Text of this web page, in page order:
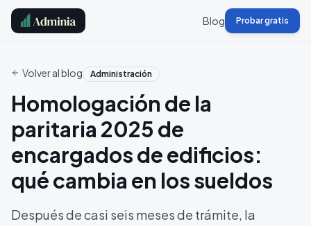
Blog Probar gratis
Volver al blog Administración
Homologación de la
paritaria 2025 de
encargados de edificios:
qué cambia en los sueldos
Después de casi seis meses de trámite, la